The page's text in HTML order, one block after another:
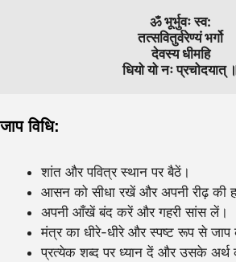
ॐ भूर्भुवः स्व:
तत्सवितुर्वरेण्यं भर्गो
देवस्य धीमहि
धियो यो नः प्रचोदयात्
जाप विधि:
शांत और पवित्र स्थान पर बैठें।
आसन को सीधा रखें और अपनी रीढ़ की
अपनी आँखें बंद करें और गहरी सांस लें।
मंत्र का धीरे-धीरे और स्पष्ट रूप से जाप
प्रत्येक शब्द पर ध्यान दें और उसके